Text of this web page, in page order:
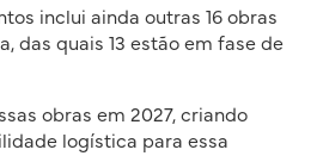
inclui ainda outras 16 obras
das quais 13 estão em fase de
obras em 2027, criando
logística para essa